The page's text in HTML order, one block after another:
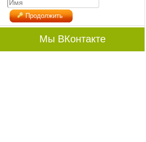
Продолжить
Мы ВКонтакте